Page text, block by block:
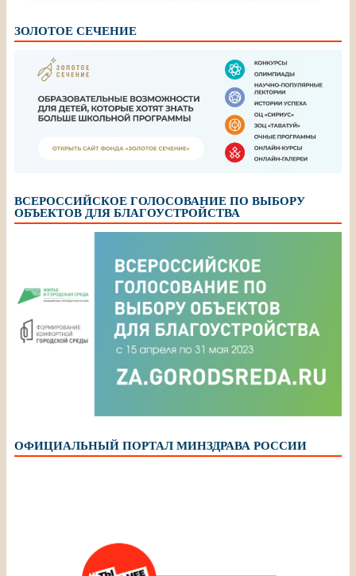
ЗОЛОТОЕ СЕЧЕНИЕ
ВСЕРОССИЙСКОЕ ГОЛОСОВАНИЕ ПО ВЫБОРУ
ОБЪЕКТОВ ДЛЯ БЛАГОУСТРОЙСТВА
ОФИЦИАЛЬНЫЙ ПОРТАЛ МИНЗДРАВА РОССИИ